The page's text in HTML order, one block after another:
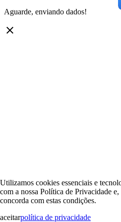
Aguarde, enviando dados!
clear
Utilizamos cookies essenciais e
com a nossa Política de Privacidade
concorda com estas condições.
aceitarpolítica de privacidade